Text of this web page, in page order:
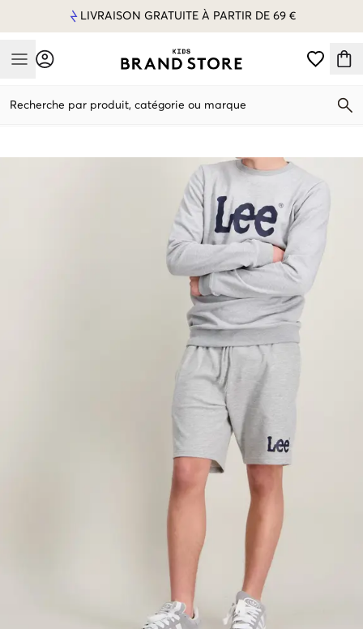
LIVRAISON GRATUITE À PARTIR DE 69 €
Mobile Menu
Recherche par produit, catégorie ou marque